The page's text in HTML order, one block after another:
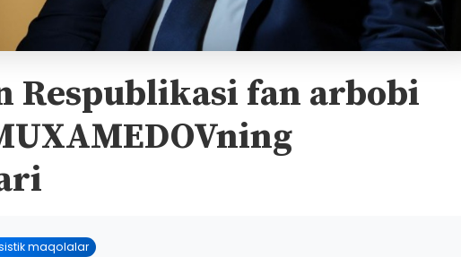
Respublikasi fan arbobi
maqolalar